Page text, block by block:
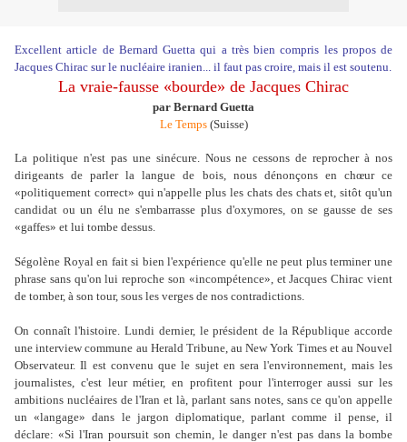
Excellent article de Bernard Guetta qui a très bien compris les propos de
Jacques Chirac sur le nucléaire iranien... il faut pas croire, mais il est soutenu.
La vraie-fausse «bourde» de Jacques Chirac
par Bernard Guetta
Le Temps(Suisse)
La politique n'est pas une sinécure. Nous ne cessons de reprocher à nos
dirigeants de parler la langue de bois, nous dénonçons en chœur ce
«politiquement correct» qui n'appelle plus les chats des chats et, sitôt qu'un
candidat ou un élu ne s'embarrasse plus d'oxymores, on se gausse de ses
«gaffes» et lui tombe dessus.
Ségolène Royal en fait si bien l'expérience qu'elle ne peut plus terminer une
phrase sans qu'on lui reproche son «incompétence», et Jacques Chirac vient
de tomber, à son tour, sous les verges de nos contradictions.
On connaît l'histoire. Lundi dernier, le président de la République accorde
une interview commune au Herald Tribune, au New York Times et au Nouvel
Observateur. Il est convenu que le sujet en sera l'environnement, mais les
journalistes, c'est leur métier, en profitent pour l'interroger aussi sur les
ambitions nucléaires de l'Iran et là, parlant sans notes, sans ce qu'on appelle
un «langage» dans le jargon diplomatique, parlant comme il pense, il
déclare: «Si l'Iran poursuit son chemin, le danger n'est pas dans la bombe